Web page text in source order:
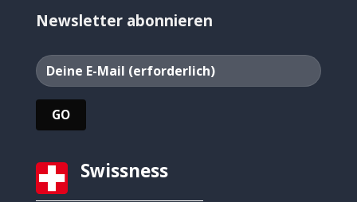
Newsletter abonnieren
Swissness